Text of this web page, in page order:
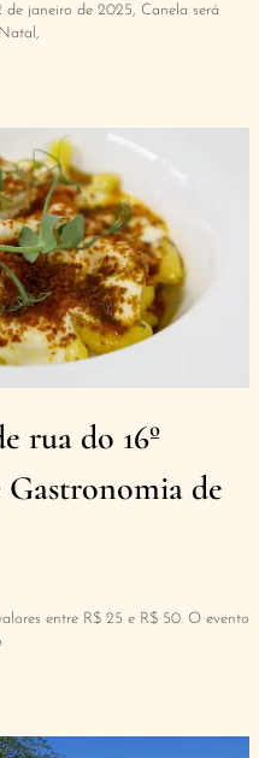
janeiro de 2025, Canela será
rua do 16º
de
entre R$ 25 e R$ 50. O evento